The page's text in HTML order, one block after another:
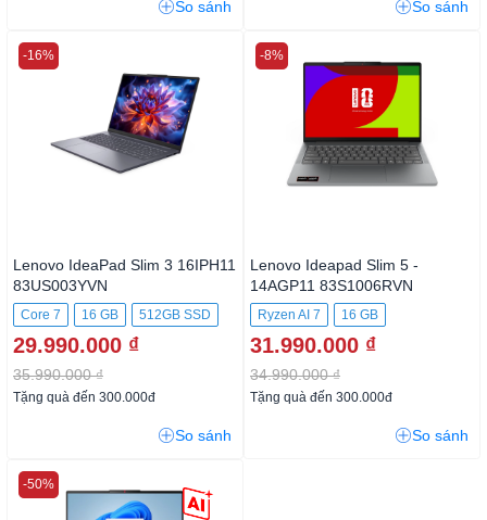
So sánh So sánh
Lenovo IdeaPad Slim 3 16IPH11
83US003YVN
Core 7 16 GB 512GB SSD
29.990.000 ₫
35.990.000 ₫
-16%
Tặng quà đến 300.000đ
So sánh
Lenovo Ideapad Slim 5 -
14AGP11 83S1006RVN
Ryzen AI 7
16 GB
512GB SSD
31.990.000 ₫
34.990.000 ₫
-8%
Tặng quà đến 300.000đ
So sánh
-50%